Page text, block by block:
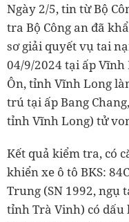
Ngày 2/5, tin từ Bộ
tra Bộ Công an đã
sơ giải quyết vụ tai
04/9/2024 tại ấp
Ôn, tỉnh Vĩnh Long
trú tại ấp Bang
tỉnh Vĩnh Long) tử
Kết quả kiểm tra, có
khiển xe ô tô BKS:
Trung (SN 1992, ngụ
tỉnh Trà Vinh) có dấu